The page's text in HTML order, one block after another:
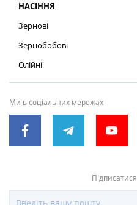
НАСІННЯ
Зернові
Зернобобові
Олійні
Ми в соціальних мережах